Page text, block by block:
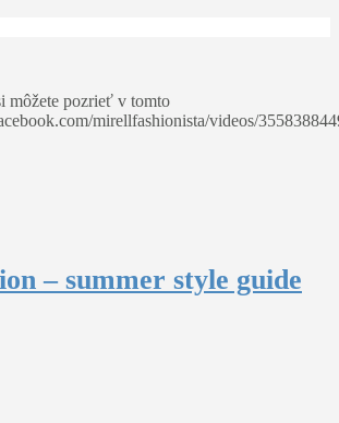
môžete pozrieť v tomto
mirellfashionista/videos/
– summer style guide